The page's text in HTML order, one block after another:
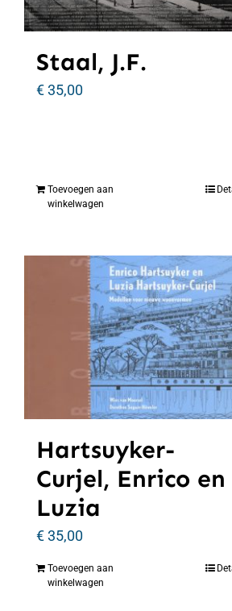
Staal, J.F.
€35,00
Toevoegen aan
winkelwagen
Hartsuyker-
Curjel, Enrico en
Luzia
€35,00
Toevoegen aan
winkelwagen